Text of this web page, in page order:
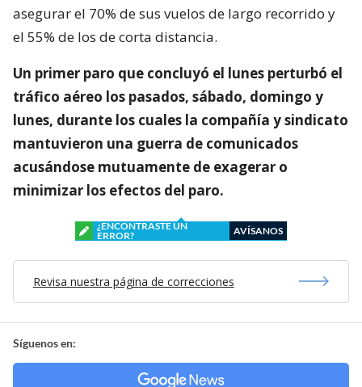
asegurar el 70% de sus vuelos de largo recorrido y
el 55% de los de corta distancia.
Un primer paro que concluyó el lunes perturbó el
tráfico aéreo los pasados, sábado, domingo y
lunes, durante los cuales la compañía y sindicato
mantuvieron una guerra de comunicados
acusándose mutuamente de exagerar o
minimizar los efectos del paro.
¿ENCONTRASTE UN
ERROR?
AVÍSANOS
Revisa nuestra página de correcciones
Síguenos en: